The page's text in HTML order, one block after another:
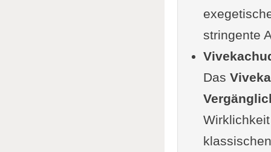
stringente
Das